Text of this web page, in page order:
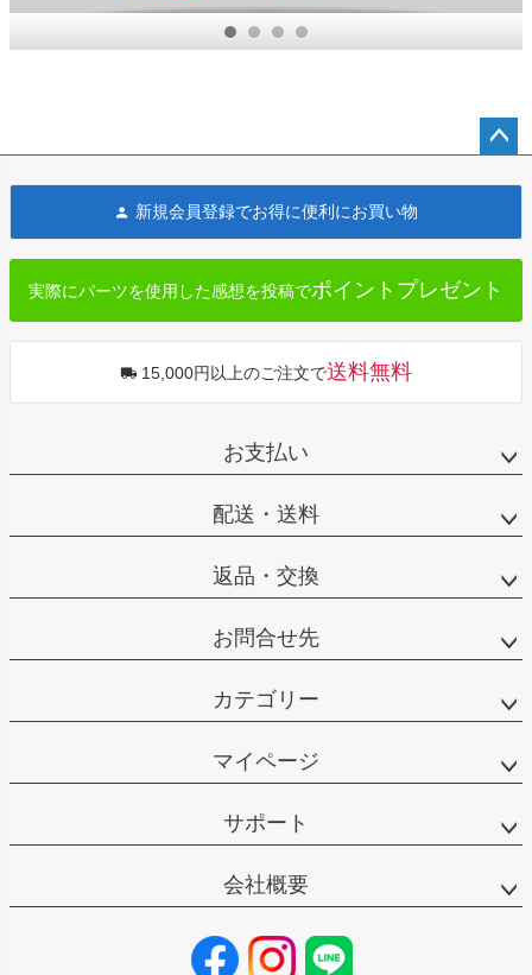
ト 左右セッ
ト
へ
新規会員登録でお得に便利にお買い物
実際にパーツを使用した感想を投稿でポイントプレゼント
15,000円以上のご注文で送料無料
お支払い
配送・送料
返品・交換
お問合せ先
カテゴリー
マイページ
サポート
会社概要